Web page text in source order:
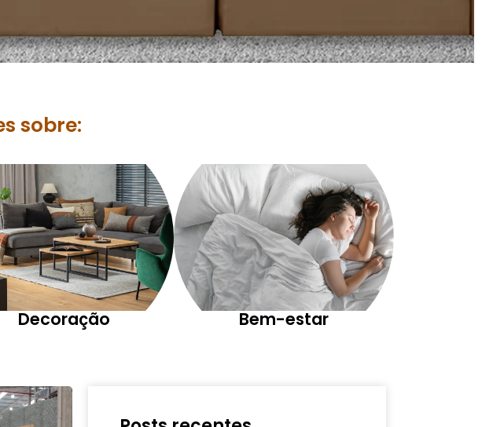
sobre:
Decoração Bem-estar